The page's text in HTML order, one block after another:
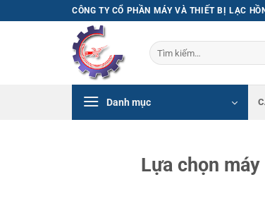
qua
CÔNG TY CỔ PHẦN MÁY VÀ THIẾT BỊ LẠC
Tìm
kiếm:
Danh mục
Lựa chọn